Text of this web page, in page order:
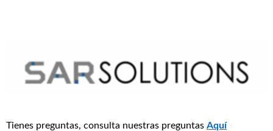
Tienes preguntas, consulta nuestras preguntas Aquí